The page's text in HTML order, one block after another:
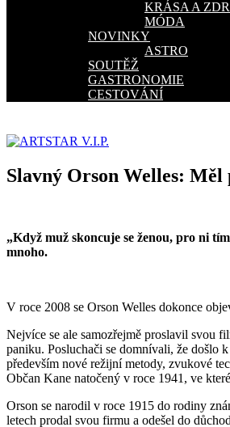
KRÁSA A
MÓDA
NOVINKY
ASTRO
SOUTĚŽ
GASTRONOMIE
CESTOVÁNÍ
Slavný Orson Welles:
„Když muž skoncuje se ženou, pro ni
mnoho.
V roce 2008 se Orson Welles dokonce
Nejvíce se ale samozřejmě proslavil svou
paniku. Posluchači se domnívali, že došlo
především nové režijní metody, zvukové
Občan Kane natočený v roce 1941, ve
Orson se narodil v roce 1915 do rodiny
letech prodal svou firmu a odešel do